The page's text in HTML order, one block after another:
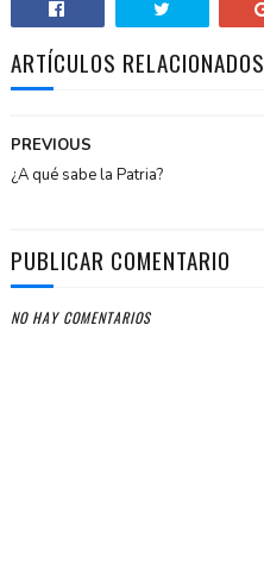
ARTÍCULOS RELACIONADOS
PREVIOUS
¿A qué sabe la Patria?
PUBLICAR COMENTARIO
NO HAY COMENTARIOS